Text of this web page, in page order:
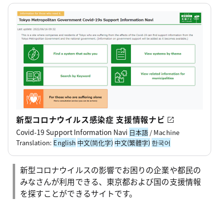
新型コロナウイルス感染症 支援情報ナビ
Covid-19 Support Information Navi 日本語 / Machine
Translation: English 中文(简化字) 中文(繁體字) 한국어
新型コロナウイルスの影響でお困りの企業や都民の
みなさんが利用できる、東京都および国の支援情報
を探すことができるサイトです。